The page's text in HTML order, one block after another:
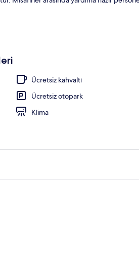
Ücretsiz kahvaltı
Ücretsiz otopark
Klima